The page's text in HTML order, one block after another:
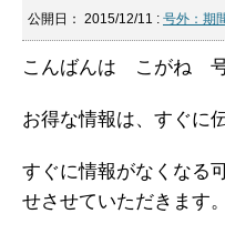
公開日： 2015/12/11 : 号外：期
こんばんは こがね
お得な情報は、すぐに
すぐに情報がなくなる
せさせていただきます。